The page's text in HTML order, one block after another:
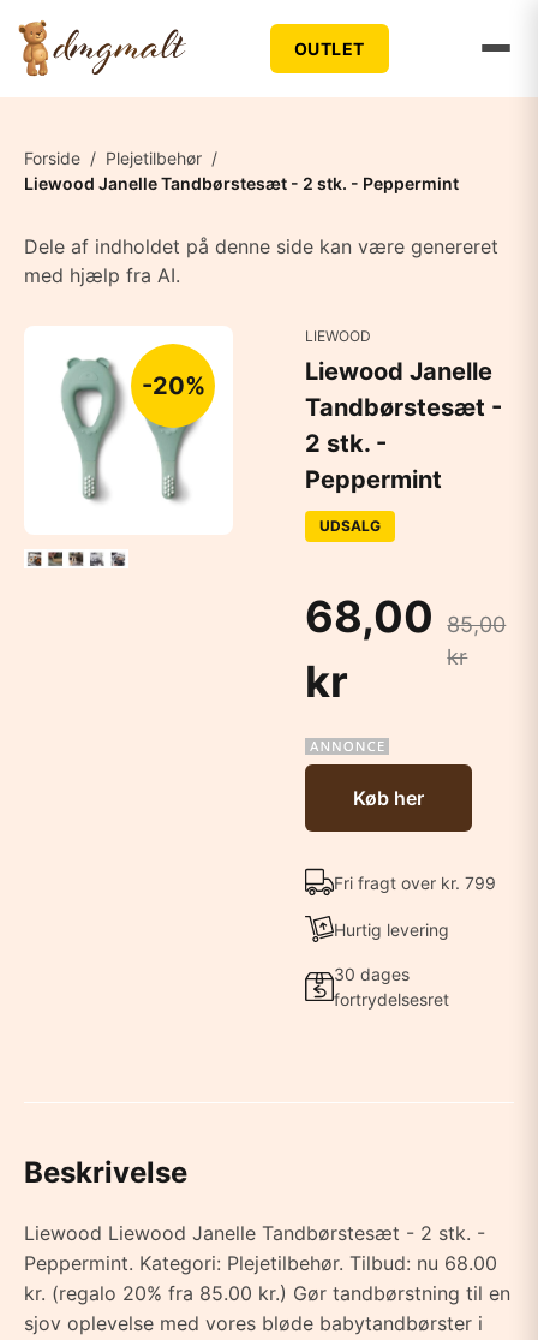
OUTLET
Forside / Plejetilbehør /
Liewood Janelle Tandbørstesæt - 2 stk. - Peppermint
Dele af indholdet på denne side kan være genereret
med hjælp fra AI.
-20%
LIEWOOD
Liewood Janelle
Tandbørstesæt -
2 stk. -
Peppermint
UDSALG
68,00
kr
85,00
kr
Køb her
Fri fragt over kr. 799
Hurtig levering
30 dages
fortrydelsesret
Beskrivelse
Liewood Liewood Janelle Tandbørstesæt - 2 stk. -
Peppermint. Kategori: Plejetilbehør. Tilbud: nu 68.00
kr. (regalo 20% fra 85.00 kr.) Gør tandbørstning til en
sjov oplevelse med vores bløde babytandbørster i